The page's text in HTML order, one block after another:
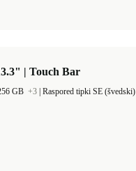
| Touch Bar
GB +3 Raspored tipki SE (švedski)